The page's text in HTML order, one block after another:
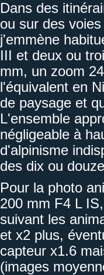
Dans des
ou sur des
j'emmène
III et deux ou
mm, un zoom
l'équivalent en
de paysage et
L'ensemble
négligeable à
d'alpinisme
des dix ou
Pour la photo
200 mm F4 L
suivant les
et x2 plus,
capteur x1.6
(images